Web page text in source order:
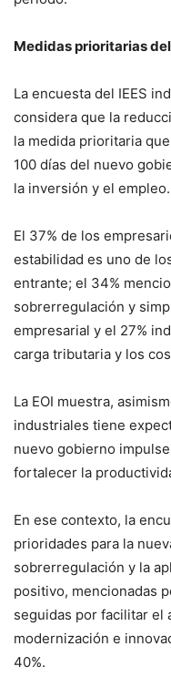
Medidas prioritarias
La encuesta del IEES
considera que la
la medida prioritaria
100 días del nuevo
la inversión y el empleo.
El 37% de los
estabilidad es uno de
entrante; el 34%
sobrerregulación y
empresarial y el 27%
carga tributaria y los
La EOI muestra,
industriales tiene
nuevo gobierno
fortalecer la
En ese contexto, la
prioridades para la
sobrerregulación y la
positivo, mencionadas
seguidas por facilitar el
modernización e
40%.